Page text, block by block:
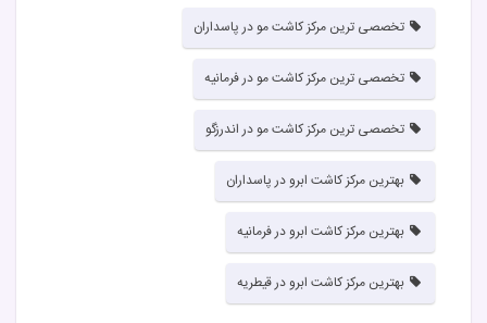
تخصصی ترین مرکز کاشت مو در پاسداران
تخصصی ترین مرکز کاشت مو در فرمانیه
تخصصی ترین مرکز کاشت مو در اندرزگو
بهترین مرکز کاشت ابرو در پاسداران
بهترین مرکز کاشت ابرو در فرمانیه
بهترین مرکز کاشت ابرو در قیطریه